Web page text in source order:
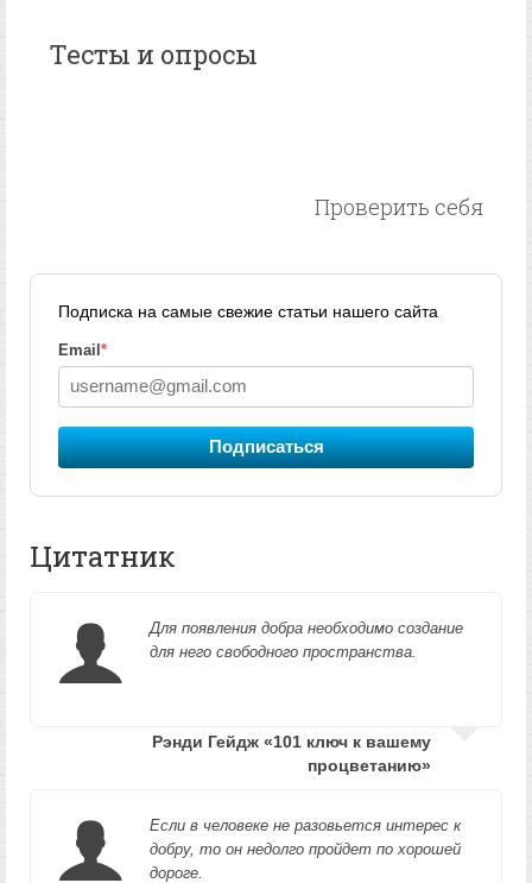
Тесты и опросы
Проверить себя
Подписка на самые свежие статьи нашего сайта
Email *
Подписаться
Цитатник
Для появления добра необходимо создание
для него свободного пространства.
Рэнди Гейдж «101 ключ к вашему
процветанию»
Если в человеке не разовьется интерес к
добру, то он недолго пройдет по хорошей
дороге.